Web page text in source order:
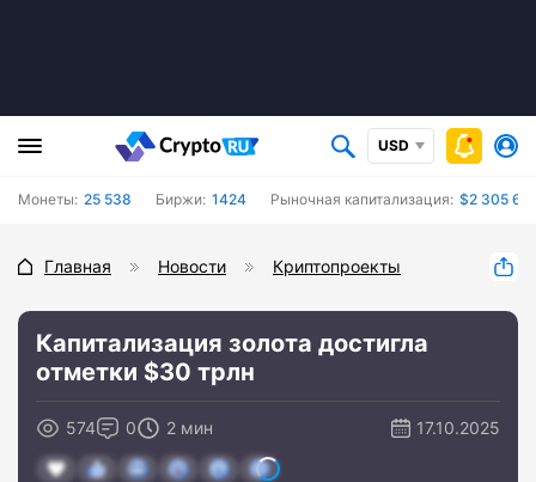
USD
Монеты: 25 538 Биржи: 1424 Рыночная капитализация: $2 305
Главная Новости Криптопроекты
Капитализация золота достигла
отметки $30 трлн
574 0 2 мин 17.10.2025